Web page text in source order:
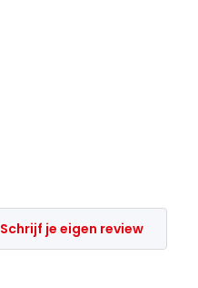
Schrijf je eigen review